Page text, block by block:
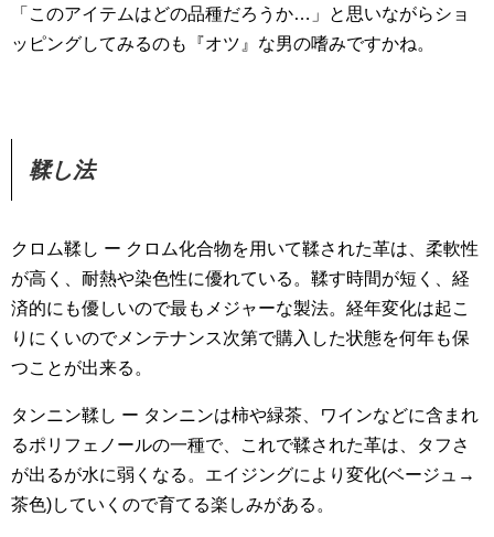
「このアイテムはどの品種だろうか…」と思いながらショ
ッピングしてみるのも『オツ』な男の嗜みですかね。
鞣し法
クロム鞣し ー クロム化合物を用いて鞣された革は、柔軟性
が高く、耐熱や染色性に優れている。鞣す時間が短く、経
済的にも優しいので最もメジャーな製法。経年変化は起こ
りにくいのでメンテナンス次第で購入した状態を何年も保
つことが出来る。
タンニン鞣し ー タンニンは柿や緑茶、ワインなどに含まれ
るポリフェノールの一種で、これで鞣された革は、タフさ
が出るが水に弱くなる。エイジングにより変化(ベージュ→
茶色)していくので育てる楽しみがある。